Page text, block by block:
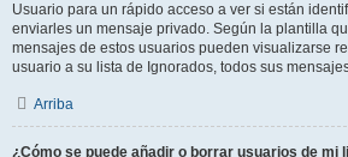
Usuario para un rápido acceso a ver si están
enviarles un mensaje privado. Según la plantilla
mensajes de estos usuarios pueden visualizarse
usuario a su lista de Ignorados, todos sus
Arriba
¿Cómo se puede añadir o borrar usuarios de mi